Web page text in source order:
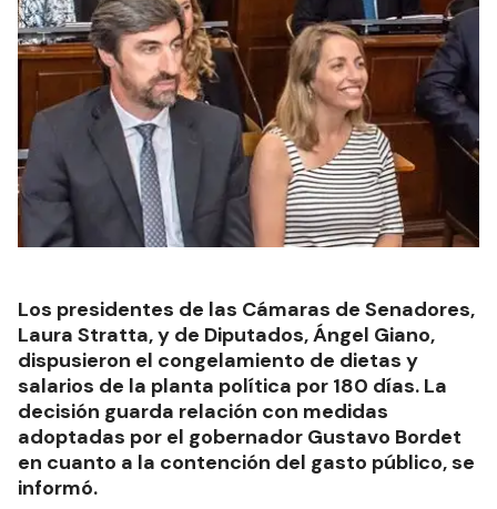
Los presidentes de las Cámaras de Senadores,
Laura Stratta, y de Diputados, Ángel Giano,
dispusieron el congelamiento de dietas y
salarios de la planta política por 180 días. La
decisión guarda relación con medidas
adoptadas por el gobernador Gustavo Bordet
en cuanto a la contención del gasto público, se
informó.